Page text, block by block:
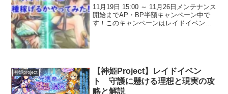
【神姫プロジェクト】
11月19日 15:00 ～ 11月26日メンテナンス
開始までAP・BP半額キャンペーン中で
す！このキャンペーンはレイドイベント
神姫project
【神姫Project】レイドイベン
ト 守護に懸ける理想と現実の攻
略と解説